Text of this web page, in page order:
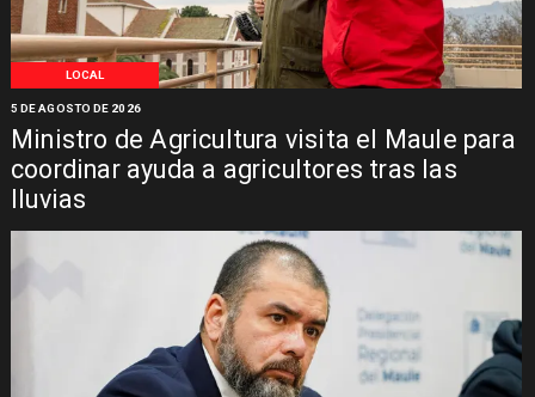
LOCAL
Ministro de Agricultura visita el Maule para
coordinar ayuda a agricultores tras las
lluvias
5 DE AGOSTO DE 2026